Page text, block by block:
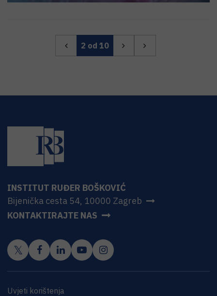
2 od 10
INSTITUT RUĐER BOŠKOVIĆ
Bijenička cesta 54, 10000 Zagreb
KONTAKTIRAJTE NAS
Uvjeti korištenja